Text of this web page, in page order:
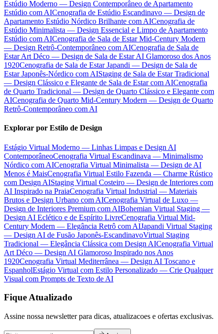
Estúdio Moderno — Design Contemporâneo de Apartamento
Estúdio com AICenografia de Estúdio Escandinavo — Design de
Apartamento Estúdio Nórdico Brilhante com AICenografia de
Estúdio Minimalista — Design Essencial e Limpo de Apartamento
Estúdio com AICenografia de Sala de Estar Mid-Century Modern
— Design Retrô-Contemporâneo com AICenografia de Sala de
Estar Art Déco — Design de Sala de Estar AI Glamoroso dos Anos
1920Cenografia de Sala de Estar Japandi — Design de Sala de
Estar Japonês-Nórdico com AIStaging de Sala de Estar Tradicional
— Design Clássico e Elegante de Sala de Estar com AICenografia
de Quarto Tradicional — Design de Quarto Clássico e Elegante com
AICenografia de Quarto Mid-Century Modern — Design de Quarto
Retrô-Contemporâneo com AI
Explorar por Estilo de Design
Estágio Virtual Moderno — Linhas Limpas e Design AI
ContemporâneoCenografia Virtual Escandinava — Minimalismo
Nórdico com AICenografia Virtual Minimalista — Design de AI
Menos é MaisCenografia Virtual Estilo Fazenda — Charme Rústico
com Design AIStaging Virtual Costeiro — Design de Interiores com
AI Inspirado na PraiaCenografia Virtual Industrial — Materiais
Brutos e Design Urbano com AICenografia Virtual de Luxo —
Design de Interiores Premium com AIBohemian Virtual Staging —
Design AI Eclético e de Espírito LivreCenografia Virtual Mid-
Century Modern — Elegância Retrô com AIJapandi Virtual Staging
— Design AI de Fusão Japonês-EscandinavoVirtual Staging
Tradicional — Elegância Clássica com Design AICenografia Virtual
Art Déco — Design AI Glamoroso Inspirado nos Anos
1920Cenografia Virtual Mediterrânea — Design AI Toscano e
EspanholEstágio Virtual com Estilo Personalizado — Crie Qualquer
Visual com Prompts de Texto de AI
Fique Atualizado
Assine nossa newsletter para dicas, atualizacoes e ofertas exclusivas.